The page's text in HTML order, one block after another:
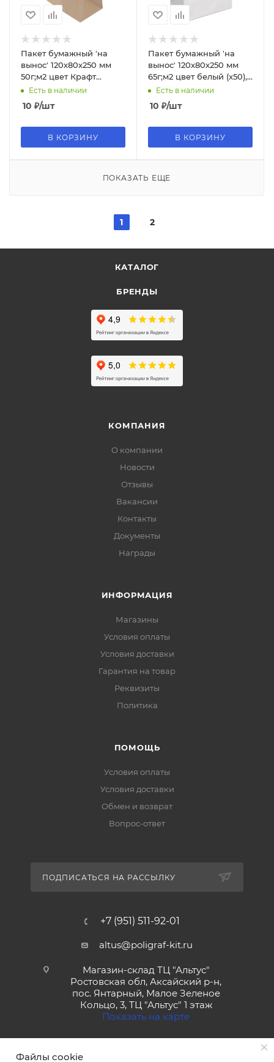
Пакет бумажный 'на
вынос' 120х80х250 мм
50г;м2 цвет Крафт
(х1600), БУМ59997
Есть в наличии
10 ₽/шт
В КОРЗИНУ
Пакет бумажный 'на
вынос' 120х80х250 мм
65г;м2 цвет белый (х50),
БУМ39116
Есть в наличии
10 ₽/шт
В КОРЗИНУ
ПОКАЗАТЬ ЕЩЕ
1 2
КАТАЛОГ
БРЕНДЫ
КОМПАНИЯ
О компании
Новости
Отзывы
Вакансии
Контакты
Документы
Награды
ИНФОРМАЦИЯ
Магазины
Условия оплаты
Условия доставки
Гарантия на товар
Реквизиты
Политика
ПОМОЩЬ
Условия оплаты
Условия доставки
Обмен и возврат
Вопрос-ответ
ПОДПИСАТЬСЯ НА РАССЫЛКУ
+7 (951) 511-92-01
altus@poligraf-kit.ru
Магазин-склад ТЦ "Альтус"
Ростовская обл, Аксайский р-н,
пос. Янтарный, Малое Зеленое
Кольцо, 3, ТЦ "Альтус" 1 этаж
Показать на карте
Файлы cookie